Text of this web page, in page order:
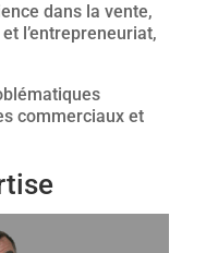
dans la vente,
l’entrepreneuriat,
commerciaux et